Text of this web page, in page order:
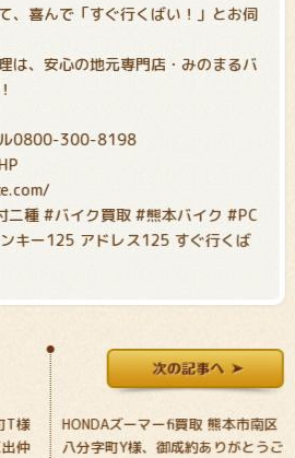
、喜んで「すぐ行くばい！」とお伺
は、安心の地元専門店・みのまるバ
ル0800-300-8198
二種 #バイク買取 #熊本バイク #PC
キー125 アドレス125 すぐ行くば
T様
仲
HONDAズーマーfi買取 熊本市南区
八分字町Y様、御成約ありがとうご